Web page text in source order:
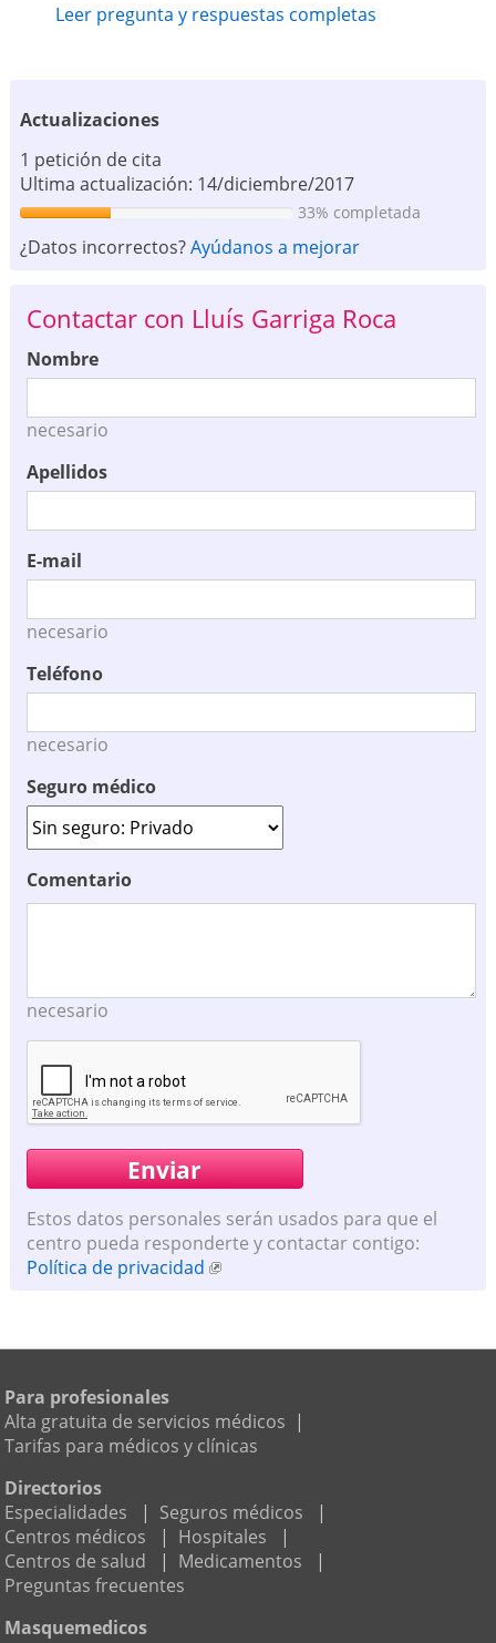
Leer pregunta y respuestas completas
Actualizaciones
1 petición de cita
Ultima actualización: 14/diciembre/2017
33% completada
¿Datos incorrectos?Ayúdanos a mejorar
Contactar con Lluís Garriga Roca
Nombre
necesario
Apellidos
E-mail
necesario
Teléfono
necesario
Seguro médico
Comentario
necesario
Estos datos personales serán usados para que el
centro pueda responderte y contactar contigo:
Política de privacidad
Para profesionales
Alta gratuita de servicios médicos |
Tarifas para médicos y clínicas
Directorios
Especialidades
| Seguros médicos
|
Centros médicos
| Hospitales
|
Centros de salud
| Medicamentos
|
Preguntas frecuentes
Masquemedicos